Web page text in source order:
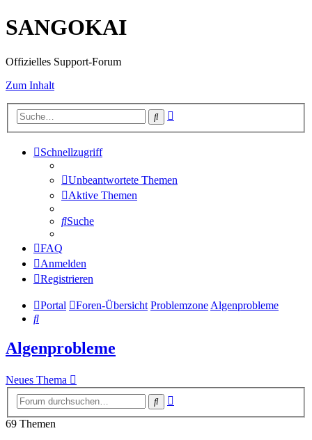
SANGOKAI
Offizielles Support-Forum
Zum Inhalt
Suche
Schnellzugriff
Unbeantwortete Themen
Aktive Themen
Suche
FAQ
Anmelden
Registrieren
Portal Foren-Übersicht ProblemzoneAlgenprobleme
Suche
Algenprobleme
Neues Thema
Suche
69 Themen